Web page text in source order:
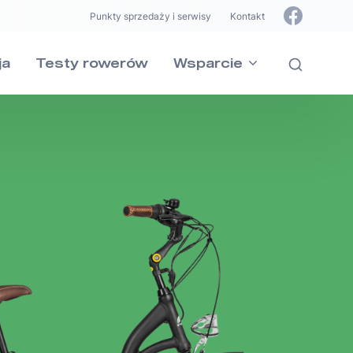
Punkty sprzedaży i serwisy Kontakt
INDIANA
INDIANA
Testy rowerów Wsparcie
pytania dotyczące naszych